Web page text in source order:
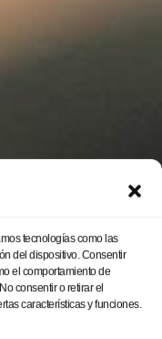
tecnologías como las
del dispositivo. Consentir
el comportamiento de
consentir o retirar el
características y funciones.